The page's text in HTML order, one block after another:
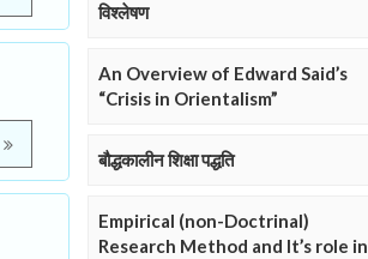
विश्लेषण
An Overview of Edward Said’s
“Crisis in Orientalism”
बौद्धकालीन शिक्षा पद्धति
Empirical (non-Doctrinal)
Research Method and It’s role in